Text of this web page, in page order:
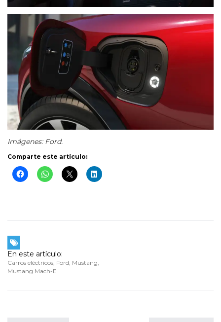
Imágenes: Ford.
Comparte este artículo:
En este artículo:
Carros eléctricos Ford Mustang
Mustang Mach-E